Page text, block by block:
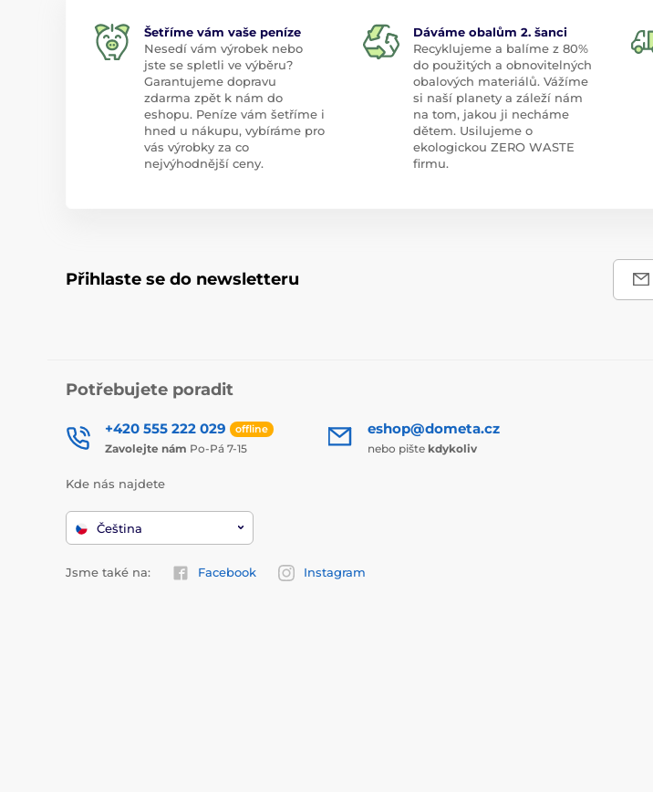
Šetříme vám vaše peníze
Nesedí vám výrobek nebo
jste se spletli ve výběru?
Garantujeme dopravu
zdarma zpět k nám do
eshopu. Peníze vám šetříme i
hned u nákupu, vybíráme pro
vás výrobky za co
nejvýhodnější ceny.
Dáváme obalům 2. šanci
Recyklujeme a balíme z 80%
do použitých a obnovitelných
obalových materiálů. Vážíme
si naší planety a záleží nám
na tom, jakou ji necháme
dětem. Usilujeme o
ekologickou ZERO WASTE
firmu.
Přihlaste se do newsletteru
Potřebujete poradit
+420 555 222 029 offline
Zavolejte nám Po-Pá 7-15
eshop@dometa.cz
nebo pište kdykoliv
Kde nás najdete
Čeština
Jsme také na: Facebook Instagram